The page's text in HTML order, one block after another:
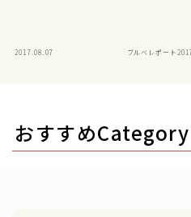
2017.08.07 ブルベレポート
おすすめCategory